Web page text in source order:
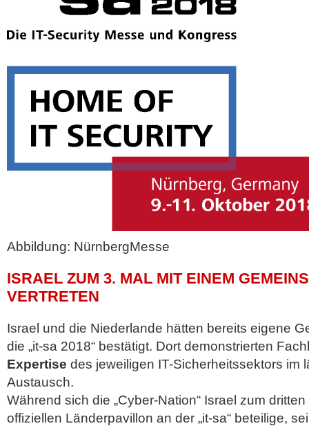
Abbildung: NürnbergMesse
ISRAEL ZUM 3. MAL MIT EINEM
VERTRETEN
Israel und die Niederlande hätten bereits eigene
die „it-sa 2018“ bestätigt. Dort demonstrierten
Expertise des jeweiligen IT-Sicherheitssektors im
Austausch.
Während sich die „Cyber-Nation“ Israel zum
offiziellen Länderpavillon an der „it-sa“ beteilige,